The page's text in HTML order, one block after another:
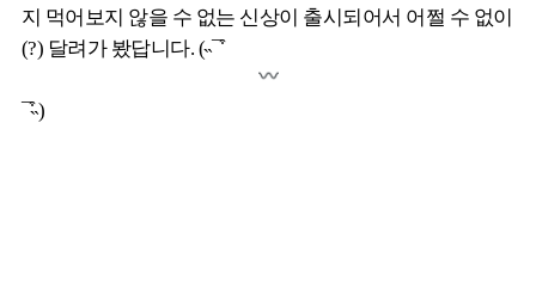
지 먹어보지 않을 수 없는 신상이 출시되어서 어쩔 수 없이
(?) 달려가 봤답니다. (˵¯͒
¯͒˵)